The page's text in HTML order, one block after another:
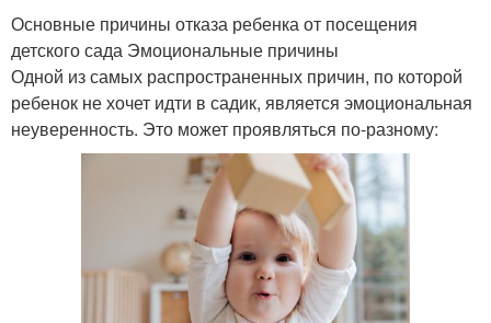
Основные причины отказа ребенка от посещения
детского сада Эмоциональные причины
Одной из самых распространенных причин, по которой
ребенок не хочет идти в садик, является эмоциональная
неуверенность. Это может проявляться по-разному: